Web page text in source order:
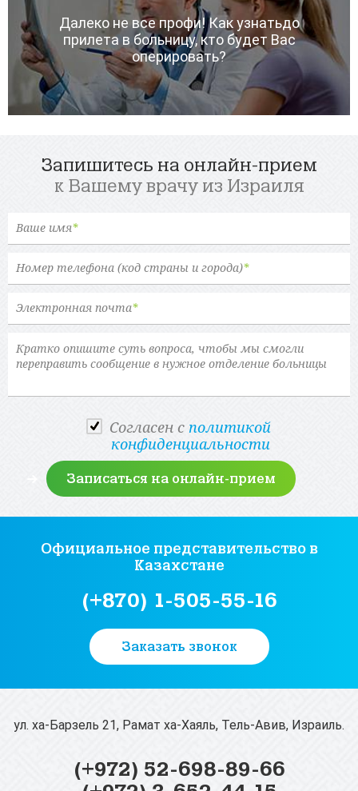
Далеко не все профи! Как узнатьдо
прилета в больницу, кто будет Вас
оперировать?
Запишитесь на онлайн-прием
к Вашему врачу из Израиля
Ваше имя*
Номер телефона (код страны и города)*
Электронная почта*
Cогласен с политикой
конфиденциальности
Официальное представительство в
Казахстане
(+870) 1-505-55-16
Заказать звонок
(+972) 52-698-89-66
ул. ха-Барзель 21, Рамат ха-Хаяль, Тель-Авив, Израиль.